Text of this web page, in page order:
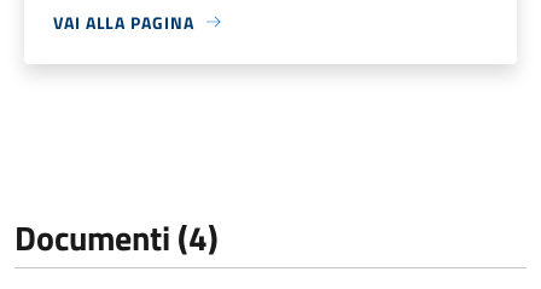
VAI ALLA PAGINA
Documenti (4)